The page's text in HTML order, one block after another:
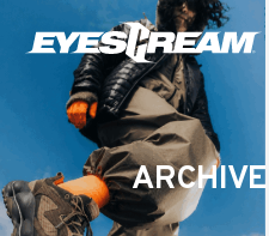
ARCHIVE